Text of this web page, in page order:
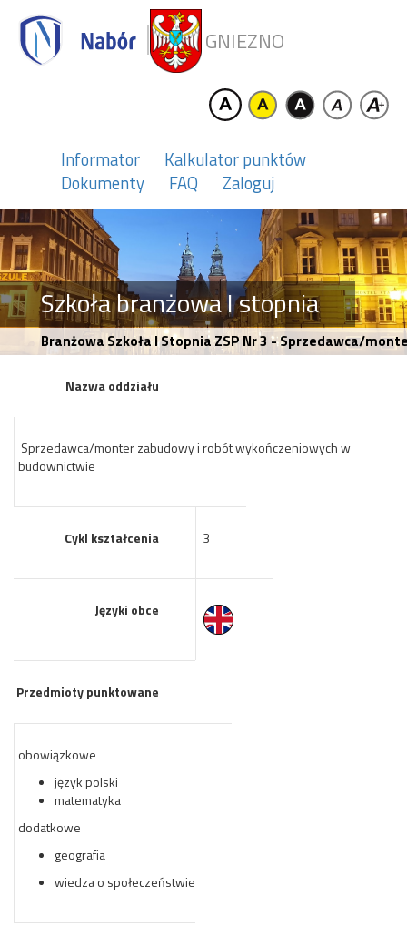
GNIEZNO
Informator
Kalkulator punktów
Dokumenty
FAQ Zaloguj
Szkoła branżowa I stopnia
Branżowa Szkoła I Stopnia ZSP Nr 3 - Sprzedawca/
Nazwa oddziału
Sprzedawca/monter zabudowy i robót wykończeniowych w
budownictwie
Cykl kształcenia 3
Języki obce
Przedmioty punktowane
obowiązkowe
język polski
matematyka
dodatkowe
geografia
wiedza o społeczeństwie